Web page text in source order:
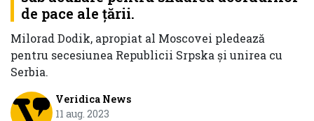
de pace ale țării.
Milorad Dodik, apropiat al Moscovei pledează
pentru secesiunea Republicii Srpska și unirea cu
Serbia.
Veridica News
11 aug. 2023